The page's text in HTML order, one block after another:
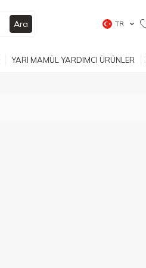
Ara TR
YARI MAMÜL YARDIMCI ÜRÜNLER